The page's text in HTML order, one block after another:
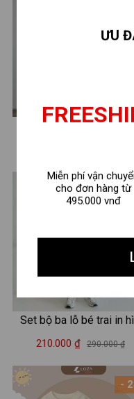
Đồ bộ kẻ bé trai hình số
-
Set bộ ba lỗ bé trai in
Capybara - Loza Kids
210.000 ₫ 290.000 ₫
-
ƯU
Miễn phí vận
cho đơn hàng từ
495.000 vnđ